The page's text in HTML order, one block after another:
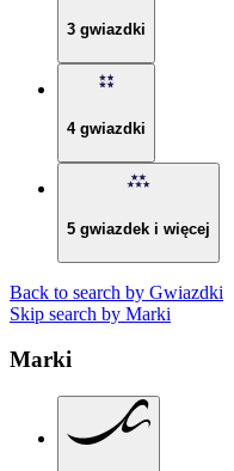
3 gwiazdki
4 gwiazdki
5 gwiazdek i więcej
Back to search by Gwiazdki
Skip search by Marki
Marki